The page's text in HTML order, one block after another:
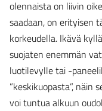
olennaista on liivin
saadaan, on erityisen
korkeudella. Ikävä
suojaten enemmän
luotilevylle tai -
”keskikuopasta”, näin
voi tuntua alkuun